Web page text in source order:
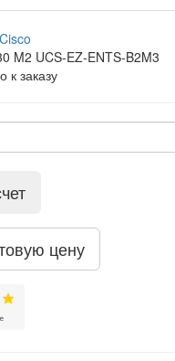
Cisco
M2 UCS-EZ-ENTS-B2M3
к заказу
цену